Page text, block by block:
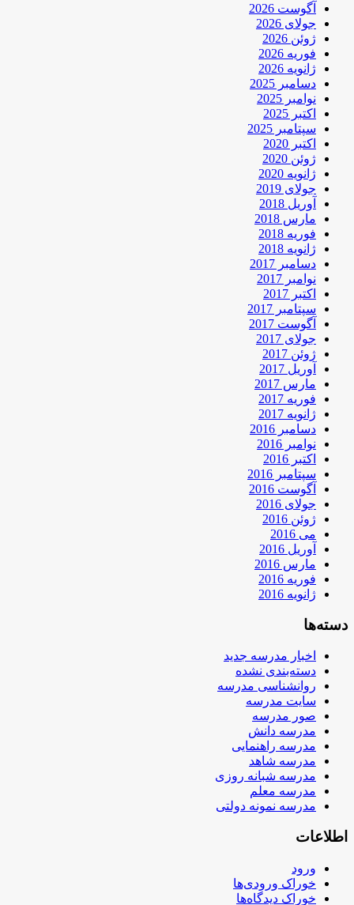
آگوست 2026
جولای 2026
ژوئن 2026
فوریه 2026
ژانویه 2026
دسامبر 2025
نوامبر 2025
اکتبر 2025
سپتامبر 2025
اکتبر 2020
ژوئن 2020
ژانویه 2020
جولای 2019
آوریل 2018
مارس 2018
فوریه 2018
ژانویه 2018
دسامبر 2017
نوامبر 2017
اکتبر 2017
سپتامبر 2017
آگوست 2017
جولای 2017
ژوئن 2017
آوریل 2017
مارس 2017
فوریه 2017
ژانویه 2017
دسامبر 2016
نوامبر 2016
اکتبر 2016
سپتامبر 2016
آگوست 2016
جولای 2016
ژوئن 2016
می 2016
آوریل 2016
مارس 2016
فوریه 2016
ژانویه 2016
دسته‌ها
اخبار مدرسه جدید
دسته‌بندی نشده
روانشناسی مدرسه
سایت مدرسه
صور مدرسه
مدرسه دانش
مدرسه راهنمایی
مدرسه شاهد
مدرسه شبانه روزی
مدرسه معلم
مدرسه نمونه دولتی
اطلاعات
ورود
خوراک ورودی‌ها
خوراک دیدگاه‌ها